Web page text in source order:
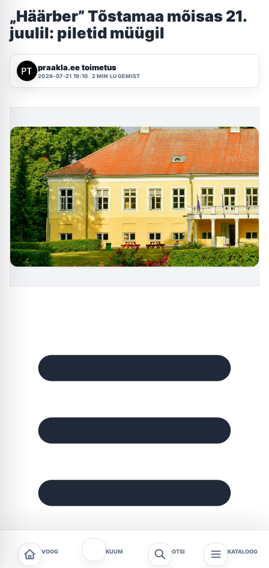
„Häärber” Tõstamaa mõisas 21.
juulil: piletid müügil
praakla.ee toimetus
2026-07-21 19:10 2 MIN LUGEMIST
Sisukord
VOOG KUUM OTSI KATALOOG